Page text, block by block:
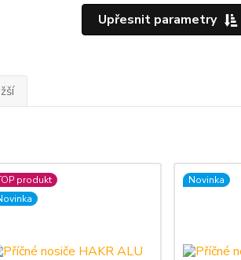
Upřesnit parametry
produkt
Novinka